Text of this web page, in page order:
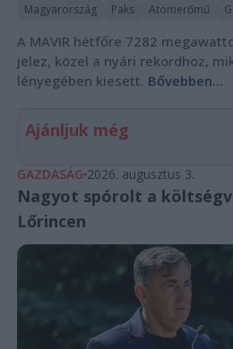
Magyarország Paks Atomerőmű
A MAVIR hétfőre 7282
jelez, közel a nyári rekordhoz,
lényegében kiesett. Bővebben...
Ajánljuk még
GAZDASÁG 2026. augusztus 3.
Nagyot spórolt a
Lőrincen